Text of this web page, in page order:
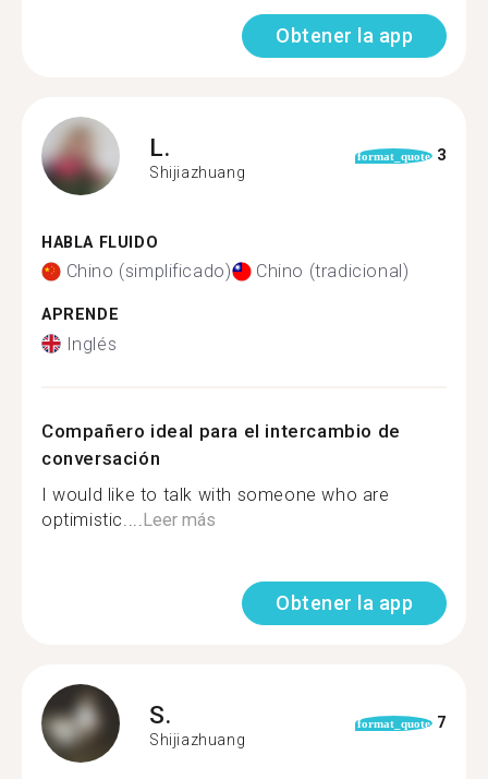
Obtener la app
L.
Shijiazhuang
format_quote 3
HABLA FLUIDO
Chino (simplificado) Chino (tradicional)
APRENDE
Inglés
Compañero ideal para el intercambio de
conversación
I would like to talk with someone who are
optimistic.... Leer más
Obtener la app
S.
Shijiazhuang
format_quote 7